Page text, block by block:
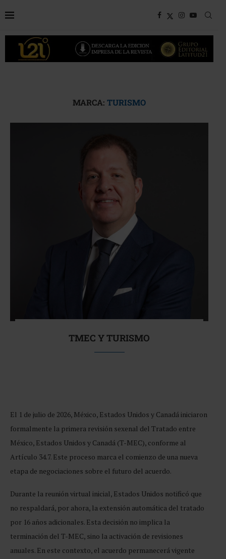
MARCA: TURISMO
TMEC Y TURISMO
El 1 de julio de 2026, México, Estados Unidos y Canadá iniciaron
formalmente la primera revisión sexenal del Tratado entre
México, Estados Unidos y Canadá (T-MEC), conforme al
Artículo 34.7. Este proceso marca el comienzo de una nueva
etapa de negociaciones sobre el futuro del acuerdo.
Durante la reunión virtual inicial, Estados Unidos notificó que
no respaldará, por ahora, la extensión automática del tratado
por 16 años adicionales. Esta decisión no implica la
terminación del T-MEC, sino la activación de revisiones
anuales. En este contexto, el acuerdo permanecerá vigente